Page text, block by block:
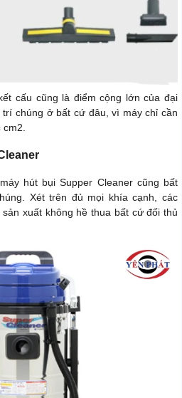
cấu cũng là điểm cộng lớn của đại
chúng ở bất cứ đâu, vì máy chỉ cần
cm2.
hút bụi Supper Cleaner cũng bất
Xét trên đủ mọi khía cạnh, các
xuất không hề thua bất cứ đối thủ